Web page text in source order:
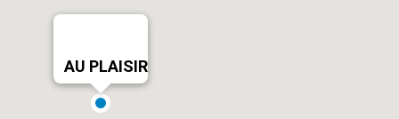
AU PLAISIR